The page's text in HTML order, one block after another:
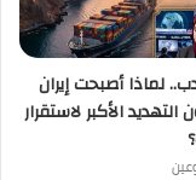
لماذا أصبحت إيران
التهديد الأكبر لاستقرار